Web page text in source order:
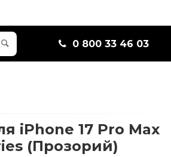
0 800 33 46 03
iPhone 17 Pro Max
(Прозорий)